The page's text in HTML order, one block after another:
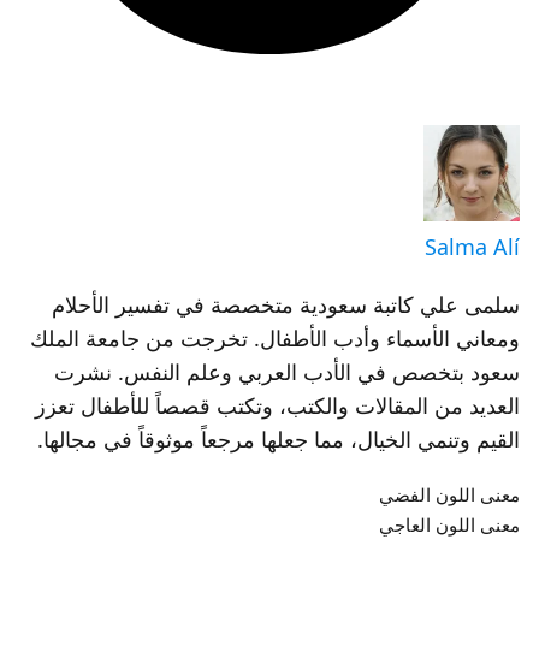
Salma Alí
سلمى علي كاتبة سعودية متخصصة في تفسير الأحلام
ومعاني الأسماء وأدب الأطفال. تخرجت من جامعة الملك
سعود بتخصص في الأدب العربي وعلم النفس. نشرت
العديد من المقالات والكتب، وتكتب قصصاً للأطفال تعزز
القيم وتنمي الخيال، مما جعلها مرجعاً موثوقاً في مجالها.
معنى اللون الفضي
معنى اللون العاجي